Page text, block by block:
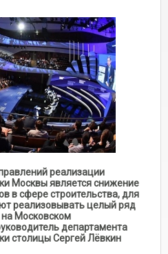
реализации
Москвы является снижение
в сфере строительства, для
реализовывать целый ряд
на Московском
департамента
столицы Сергей Лёвкин